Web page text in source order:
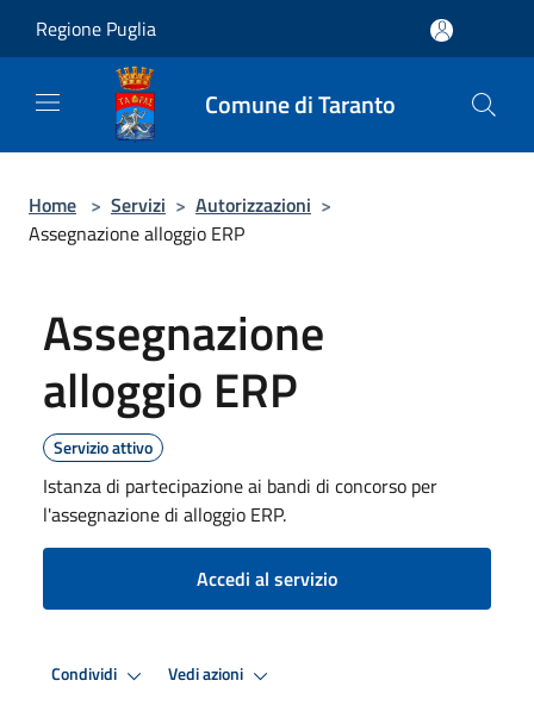
Regione Puglia
Comune di Taranto
Home > Servizi > Autorizzazioni >
Assegnazione alloggio ERP
Assegnazione
alloggio ERP
Servizio attivo
Istanza di partecipazione ai bandi di concorso per
l'assegnazione di alloggio ERP.
Accedi al servizio
Condividi Vedi azioni